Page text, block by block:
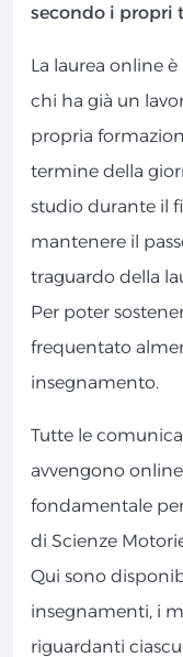
secondo i propri
La laurea online
chi ha già un
propria
termine della
studio durante il
mantenere il
traguardo della
Per poter
frequentato
insegnamento.
Tutte le
avvengono
fondamentale
di Scienze
Qui sono
insegnamenti, i
riguardanti